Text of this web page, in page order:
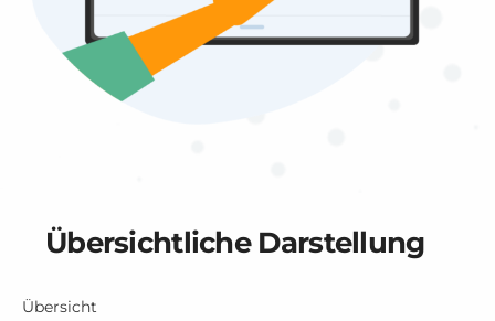
Übersichtliche Darstellung
Übersicht